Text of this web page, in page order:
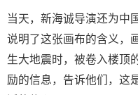
当天，新海诚导演还为中
说明了这张画布的含义，
生大地震时，被卷入楼顶
励的信息，告诉他们，这